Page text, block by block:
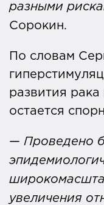
разными
Сорокин.
По словам
развития
остается
— Проведено
увеличения